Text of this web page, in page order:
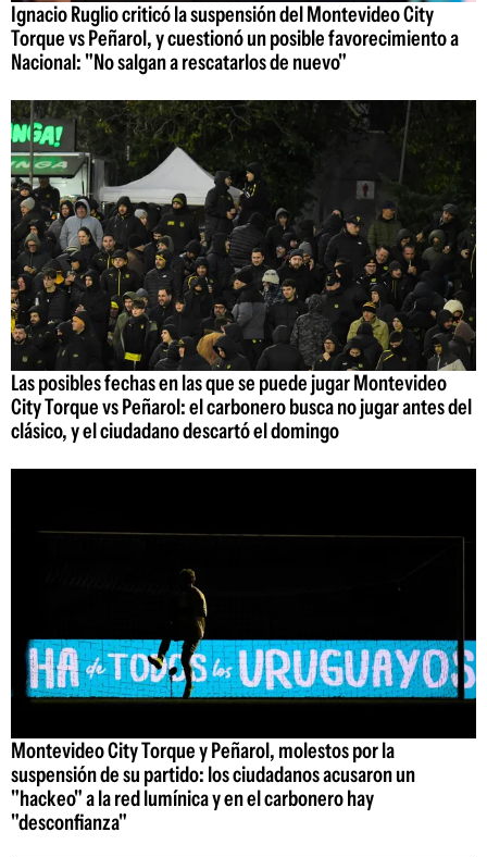
Ignacio Ruglio criticó la suspensión del Montevideo City
Torque vs Peñarol, y cuestionó un posible favorecimiento a
Nacional: "No salgan a rescatarlos de nuevo"
Las posibles fechas en las que se puede jugar Montevideo
City Torque vs Peñarol: el carbonero busca no jugar antes del
clásico, y el ciudadano descartó el domingo
Montevideo City Torque y Peñarol, molestos por la
suspensión de su partido: los ciudadanos acusaron un
"hackeo" a la red lumínica y en el carbonero hay
"desconfianza"